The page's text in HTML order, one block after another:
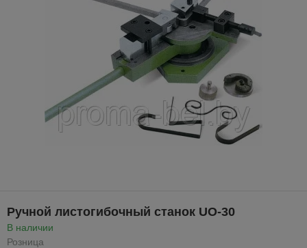
Ручной листогибочный станок UO-30
В наличии
Розница